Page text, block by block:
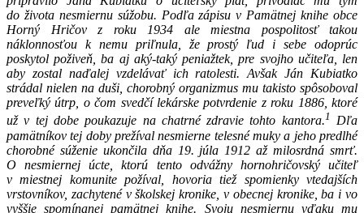
do života nesmiernu súžobu. Podľa zápisu v Pamätnej knihe obce
Horný Hričov z roku 1934 ale miestna pospolitosť takou
náklonnosťou k nemu priľnula, že prostý ľud i sebe odoprúc
poskytol poživeň, ba aj aký-taký peniažtek, pre svojho učiteľa, len
aby zostal naďalej vzdelávať ich ratolesti. Avšak Ján Kubiatko
strádal nielen na duši, chorobný organizmus mu takisto spôsoboval
preveľký útrp, o čom svedčí lekárske potvrdenie z roku 1886, ktoré
už v tej dobe poukazuje na chatrné zdravie tohto kantora.1 Dľa
pamätníkov tej doby prežíval nesmierne telesné muky a jeho predlhé
chorobné súženie ukončila dňa 19. júla 1912 až milosrdná smrť.
O nesmiernej úcte, ktorú tento odvážny hornohričovský učiteľ
v miestnej komunite požíval, hovoria tiež spomienky vtedajších
vrstovníkov, zachytené v školskej kronike, v obecnej kronike, ba i vo
vyššie spomínanej pamätnej knihe. Svoju nesmiernu vďaku mu